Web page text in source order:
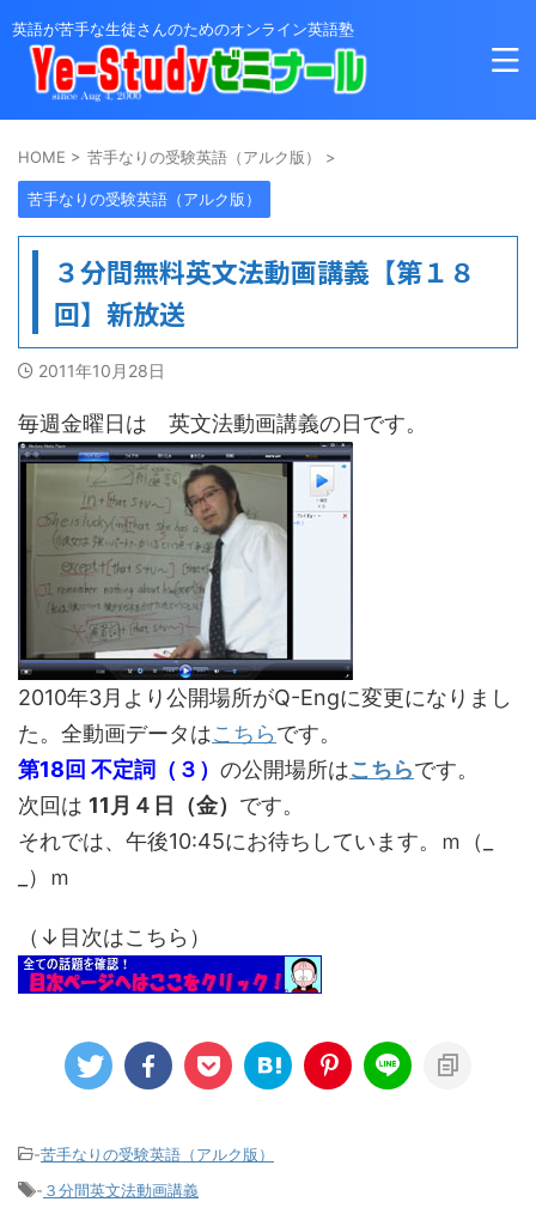
英語が苦手な生徒さんのためのオンライン英語塾
HOME > 苦手なりの受験英語（アルク版） >
苦手なりの受験英語（アルク版）
３分間無料英文法動画講義【第１８
回】新放送
2011年10月28日
毎週金曜日は 英文法動画講義の日です。
2010年3月より公開場所がQ-Engに変更になりまし
た。全動画データはこちらです。
第18回 不定詞（３） の公開場所はこちらです。
次回は 11月４日（金） です。
それでは、午後10:45にお待ちしています。ｍ（_
_）ｍ
（↓目次はこちら）
-苦手なりの受験英語（アルク版）
- ３分間英文法動画講義